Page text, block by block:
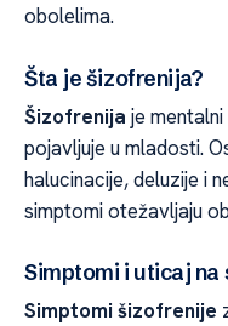
obolelima.
Šta je šizofrenija?
Šizofrenija je
pojavljuje u mladosti.
halucinacije, deluzije i
simptomi otežavljaju
Simptomi i uticaj na
Simptomi šizofrenije